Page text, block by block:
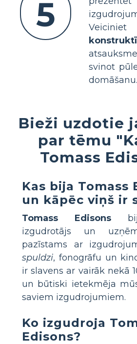
5
svinot
domāšanu.
Bieži uzdotie
par tēmu
Tomass
Kas bija Tomass
un kāpēc viņš ir
Tomass Edisons
izgudrotājs un
pazīstams ar
spuldzi, fonogrāfu un
ir slavens ar vairāk nekā
un būtiski ietekmēja
saviem izgudrojumiem.
Ko izgudroja
Edisons?